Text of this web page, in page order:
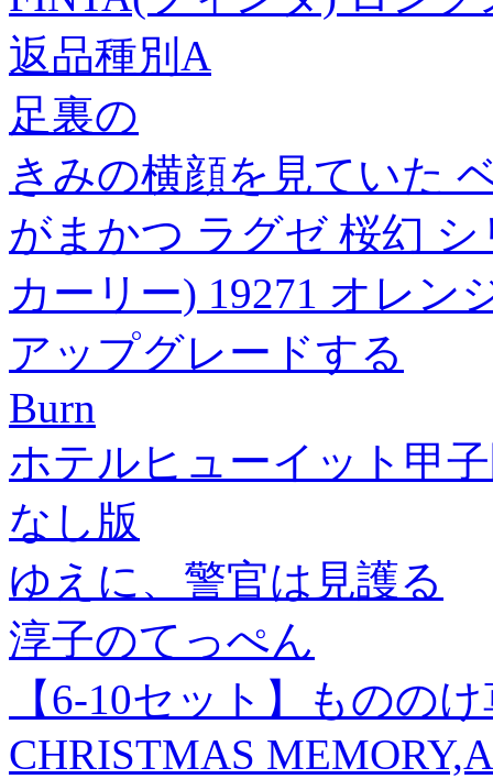
返品種別A
足裏の
きみの横顔を見ていた
がまかつ ラグゼ 桜幻
カーリー) 19271 オレン
アップグレードする
Burn
ホテルヒューイット甲
なし版
ゆえに、警官は見護る
淳子のてっぺん
【6-10セット】ものの
CHRISTMAS